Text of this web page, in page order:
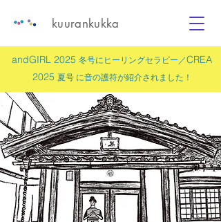
andGIRL 2025 冬号にヒーリングセラピー／CREA
2025 夏号 に音の護符が紹介されました！
kuurankukka